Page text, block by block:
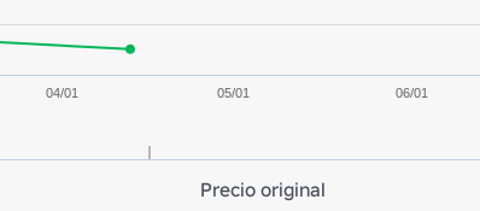
04/01 05/01 06/01
Precio original